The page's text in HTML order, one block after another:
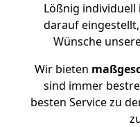
Lößnig
darauf
Wünsche
Wir bieten
sind immer
besten Service zu